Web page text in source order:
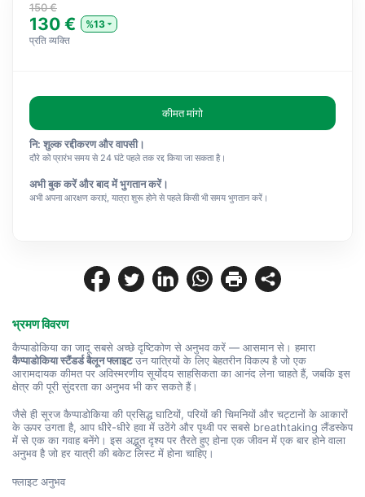
भ्रमण विवरण
कैप्पाडोकिया स्टैंडर्ड बैलून फ्लाइट उन यात्रियों के लिए बेहतरीन विकल्प है जो एक
आरामदायक कीमत पर अविस्मरणीय सूर्योदय साहसिकता का आनंद लेना चाहते हैं, जबकि इस
क्षेत्र की पूरी सुंदरता का अनुभव भी कर सकते हैं।
जैसे ही सूरज कैप्पाडोकिया की प्रसिद्ध घाटियों, परियों की चिमनियों और चट्टानों के आकारों
के ऊपर उगता है, आप धीरे-धीरे हवा में उठेंगे और पृथ्वी पर सबसे breathtaking लैंडस्केप
में से एक का गवाह बनेंगे। इस अद्भुत दृश्य पर तैरते हुए होना एक जीवन में एक बार होने वाला
अनुभव है जो हर यात्री की बकेट लिस्ट में होना चाहिए।
फ्लाइट अनुभव
150 €
130 €
%13
प्रति व्यक्ति
कीमत मांगो
नि: शुल्क रद्दीकरण और वापसी।
दौरे को प्रारंभ समय से 24 घंटे पहले तक रद्द किया जा सकता है।
अभी बुक करें और बाद में भुगतान करें।
अभी अपना आरक्षण कराएं, यात्रा शुरू होने से पहले किसी भी समय भुगतान करें।